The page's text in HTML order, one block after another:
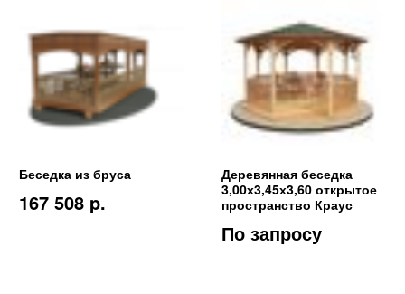
Беседка из бруса
167 508 p.
Деревянная беседка
3,00х3,45х3,60 открытое
пространство Краус
По запросу